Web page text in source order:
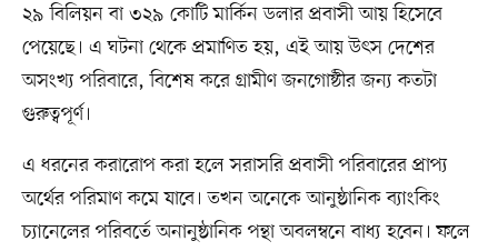
২৯ বিলিয়ন বা ৩২৯ কোটি মার্কিন ডলার প্রবাসী আয় হিসেবে
পেয়েছে। এ ঘটনা থেকে প্রমাণিত হয়, এই আয় উৎস দেশের
অসংখ্য পরিবারে, বিশেষ করে গ্রামীণ জনগোষ্ঠীর জন্য কতটা
গুরুত্বপূর্ণ।
এ ধরনের করারোপ করা হলে সরাসরি প্রবাসী পরিবারের প্রাপ্য
অর্থের পরিমাণ কমে যাবে। তখন অনেকে আনুষ্ঠানিক ব্যাংকিং
চ্যানেলের পরিবর্তে অনানুষ্ঠানিক পন্থা অবলম্বনে বাধ্য হবেন। ফলে